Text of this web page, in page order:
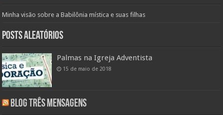
Minha visão sobre a Babilônia mística e suas filhas
Posts aleatórios
Palmas na Igreja Adventista
15 de maio de 2018
Blog Três Mensagens